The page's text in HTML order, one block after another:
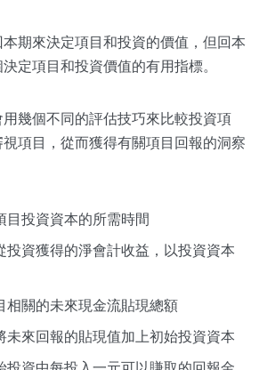
期來決定項目和投資的價值，但回本
定項目和投資價值的有用指標。
幾個不同的評估技巧來比較投資項
項目，從而獲得有關項目回報的洞察
目投資資本的所需時間
投資獲得的淨會計收益，以投資資本
相關的未來現金流貼現總額
未來回報的貼現值加上初始投資資本